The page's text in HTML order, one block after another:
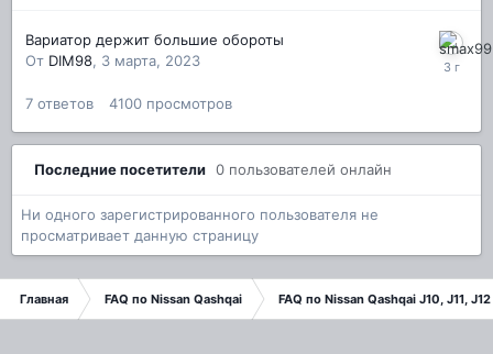
Вариатор держит большие обороты
От DIM98, 3 марта, 2023
7 ответов 4100 просмотров
Последние посетители 0 пользователей онлайн
Ни одного зарегистрированного пользователя не
просматривает данную страницу
Главная FAQ по Nissan Qashqai FAQ по Nissan Qashqai J10, J11, J12